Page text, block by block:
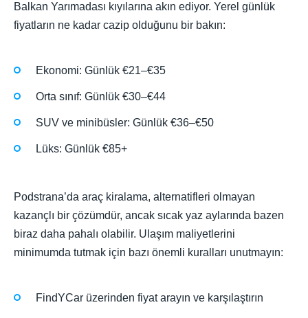
Balkan Yarımadası kıyılarına akın ediyor. Yerel günlük
fiyatların ne kadar cazip olduğunu bir bakın:
Ekonomi: Günlük €21–€35
Orta sınıf: Günlük €30–€44
SUV ve minibüsler: Günlük €36–€50
Lüks: Günlük €85+
Podstrana’da araç kiralama, alternatifleri olmayan
kazançlı bir çözümdür, ancak sıcak yaz aylarında bazen
biraz daha pahalı olabilir. Ulaşım maliyetlerini
minimumda tutmak için bazı önemli kuralları unutmayın:
FindYCar üzerinden fiyat arayın ve karşılaştırın